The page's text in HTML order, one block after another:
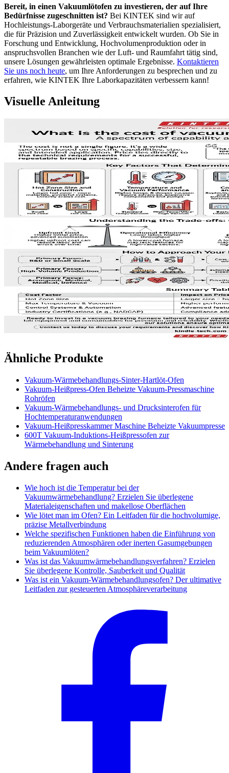
Bereit, in einen Vakuumlötofen zu investieren, der auf Ihre
Bedürfnisse zugeschnitten ist? Bei KINTEK sind wir auf
Hochleistungs-Laborgeräte und Verbrauchsmaterialien spezialisiert,
die für Präzision und Zuverlässigkeit entwickelt wurden. Ob Sie in
Forschung und Entwicklung, Hochvolumenproduktion oder in
anspruchsvollen Branchen wie der Luft- und Raumfahrt tätig sind,
unsere Lösungen gewährleisten optimale Ergebnisse. Kontaktieren
Sie uns noch heute, um Ihre Anforderungen zu besprechen und zu
erfahren, wie KINTEK Ihre Laborkapazitäten verbessern kann!
Visuelle Anleitung
Ähnliche Produkte
Vakuum-Wärmebehandlungs-Sinter-Hartlöt-Ofen
Vakuum-Heißpress-Ofen Beheizte Vakuum-Pressmaschine
Rohröfen
Vakuum-Wärmebehandlungs- und Drucksinterofen für
Hochtemperaturanwendungen
Vakuum-Heißpresskammer Maschine Beheizte Vakuumpresse
600T Vakuum-Induktions-Heißpressofen zur
Wärmebehandlung und Sinterung
Andere fragen auch
Wie hoch ist die Temperatur bei der
Vakuumwärmebehandlung? Erzielen Sie überlegene
Materialeigenschaften und makellose Oberflächen
Wie lötet man im Ofen? Ein Leitfaden für die hochvolumige,
präzise Metallverbindung
Welche spezifischen Funktionen haben die Einführung von
reduzierenden Atmosphären oder inerten Gasumgebungen
beim Vakuumlöten?
Was ist das Vakuumwärmebehandlungsverfahren? Erzielen
Sie überlegene Kontrolle, Sauberkeit und Qualität
Was ist ein Vakuum-Wärmebehandlungsofen? Der ultimative
Leitfaden zur gesteuerten Atmosphäreverarbeitung